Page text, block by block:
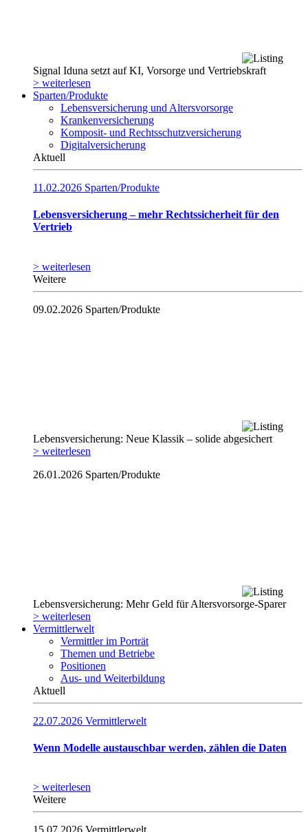
Signal Iduna setzt auf KI, Vorsorge und Vertriebskraft
> weiterlesen
Sparten/Produkte
Lebensversicherung und Altersvorsorge
Krankenversicherung
Komposit- und Rechtsschutzversicherung
Digitalversicherung
Aktuell
11.02.2026 Sparten/Produkte
Lebensversicherung – mehr Rechtssicherheit für den
Vertrieb
> weiterlesen
Weitere
09.02.2026 Sparten/Produkte
Lebensversicherung: Neue Klassik – solide abgesichert
> weiterlesen
26.01.2026 Sparten/Produkte
Lebensversicherung: Mehr Geld für Altersvorsorge-Sparer
> weiterlesen
Vermittlerwelt
Vermittler im Porträt
Themen und Betriebe
Positionen
Aus- und Weiterbildung
Aktuell
22.07.2026 Vermittlerwelt
Wenn Modelle austauschbar werden, zählen die Daten
> weiterlesen
Weitere